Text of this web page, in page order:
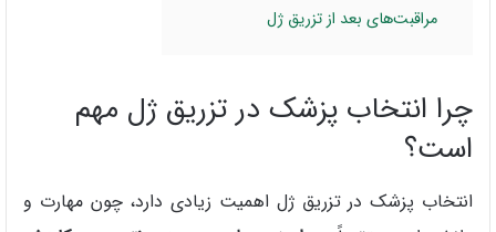
مراقبت‌های بعد از تزریق ژل
چرا انتخاب پزشک در تزریق ژل مهم
است؟
انتخاب پزشک در تزریق ژل اهمیت زیادی دارد، چون مهارت و